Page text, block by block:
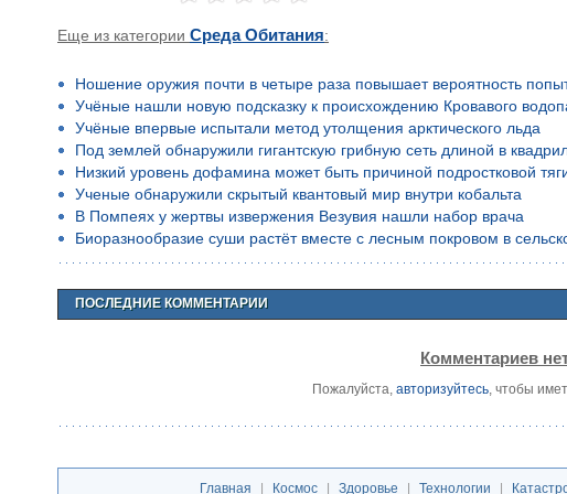
Еще из категории Среда Обитания:
Ношение оружия почти в четыре раза повышает вероятность
Учёные нашли новую подсказку к происхождению Кровавого
Учёные впервые испытали метод утолщения арктического льда
Под землей обнаружили гигантскую грибную сеть длиной в
Низкий уровень дофамина может быть причиной подростковой
Ученые обнаружили скрытый квантовый мир внутри кобальта
В Помпеях у жертвы извержения Везувия нашли набор врача
Биоразнообразие суши растёт вместе с лесным покровом в
ПОСЛЕДНИЕ КОММЕНТАРИИ
Комментариев
Пожалуйста, авторизуйтесь , чтобы
Главная | Космос | Здоровье | Технологии |